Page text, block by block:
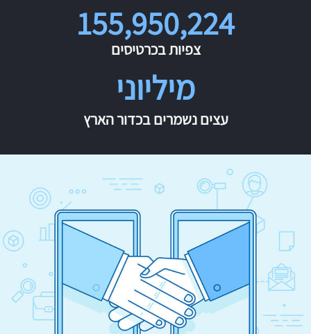
155,950,224
צפיות בכרטיסים
מיליוני
עצים נשמרים בכדור הארץ